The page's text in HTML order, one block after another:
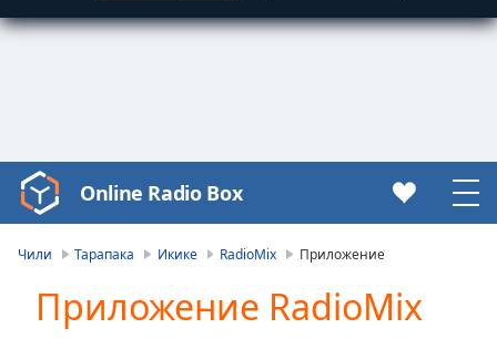
Video
Player
Video
Online Radio Box
Чили Тарапака Икике RadioMix Приложение
Приложение RadioMix